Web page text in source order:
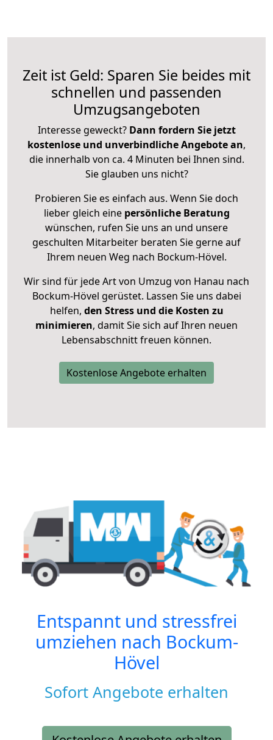
Zeit ist Geld: Sparen Sie beides mit
schnellen und passenden
Umzugsangeboten
Interesse geweckt? Dann fordern Sie jetzt
kostenlose und unverbindliche Angebote an,
die innerhalb von ca. 4 Minuten bei Ihnen sind.
Sie glauben uns nicht?
Probieren Sie es einfach aus. Wenn Sie doch
lieber gleich eine persönliche Beratung
wünschen, rufen Sie uns an und unsere
geschulten Mitarbeiter beraten Sie gerne auf
Ihrem neuen Weg nach Bockum-Hövel.
Wir sind für jede Art von Umzug von Hanau nach
Bockum-Hövel gerüstet. Lassen Sie uns dabei
helfen, den Stress und die Kosten zu
minimieren, damit Sie sich auf Ihren neuen
Lebensabschnitt freuen können.
Kostenlose Angebote erhalten
Entspannt und stressfrei
umziehen nach Bockum-
Hövel
Sofort Angebote erhalten